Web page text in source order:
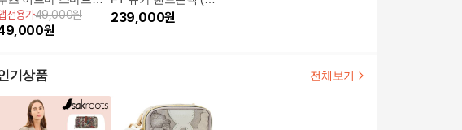
(TQ87)
전용가49,000원
원
버그레이) L PQ03
239,000원
기상품 전체보기